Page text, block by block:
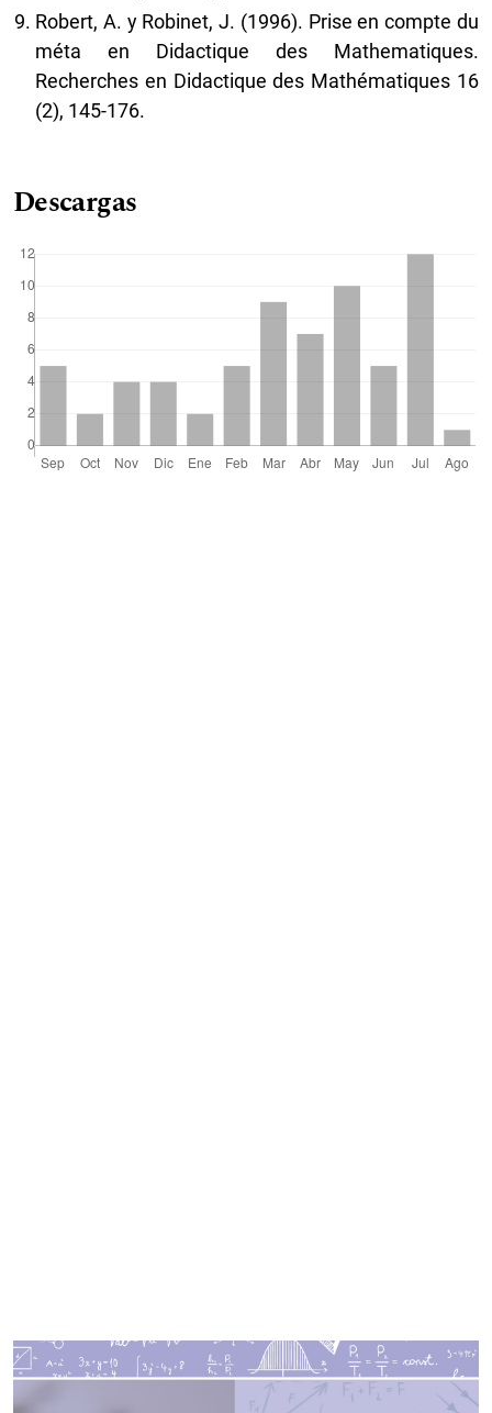
Robert, A. y Robinet, J. (1996). Prise en compte du
méta en Didactique des Mathematiques.
Recherches en Didactique des Mathématiques 16
(2), 145-176.
Descargas
Imagen de portada